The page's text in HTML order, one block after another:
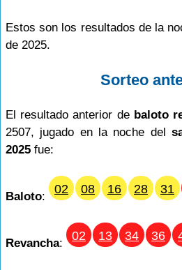
Estos son los resultados de la
de 2025.
Sorteo
El resultado anterior de baloto
2507, jugado en la noche del
2025 fue:
Baloto:
02 08 16 28 31
Revancha:
02 13 34 36